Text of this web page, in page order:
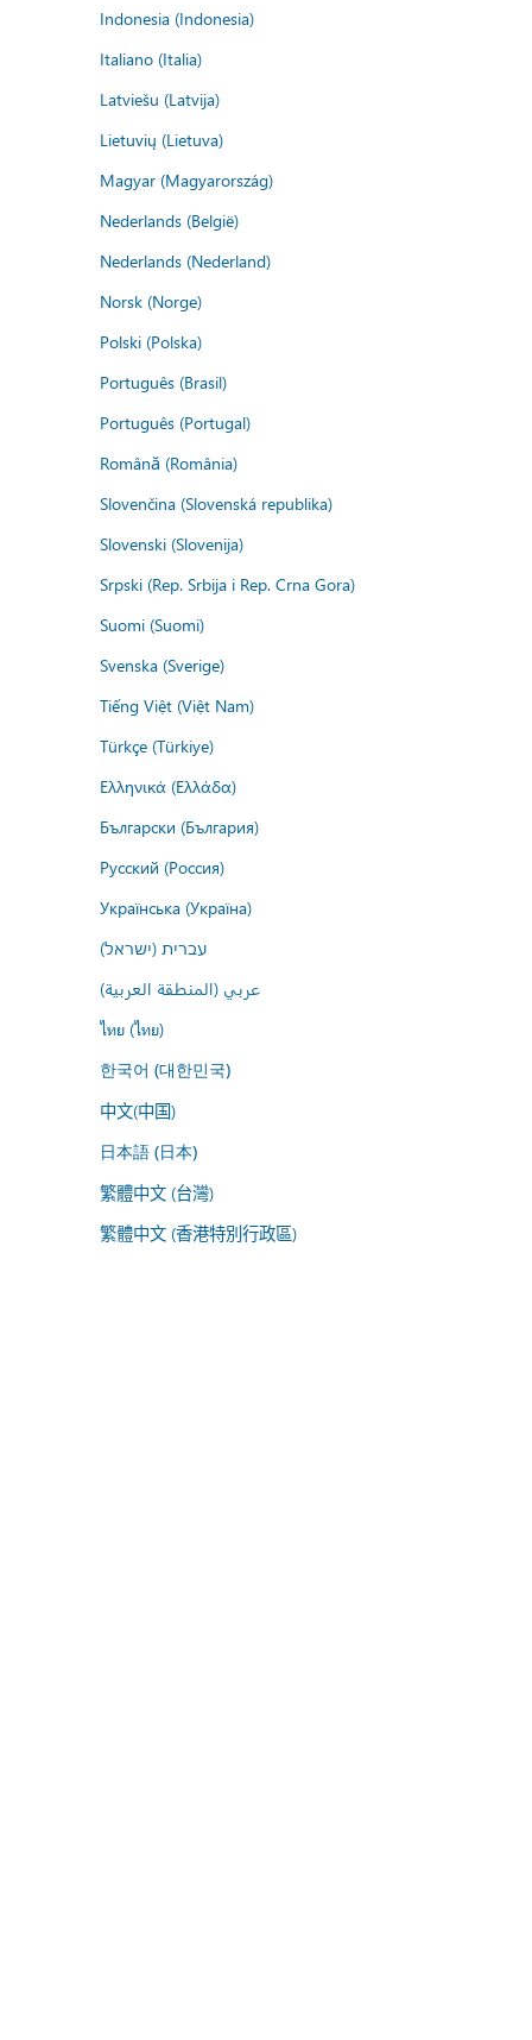
Indonesia (Indonesia)
Italiano (Italia)
Latviešu (Latvija)
Lietuvių (Lietuva)
Magyar (Magyarország)
Nederlands (België)
Nederlands (Nederland)
Norsk (Norge)
Polski (Polska)
Português (Brasil)
Português (Portugal)
Română (România)
Slovenčina (Slovenská republika)
Slovenski (Slovenija)
Srpski (Rep. Srbija i Rep. Crna Gora)
Suomi (Suomi)
Svenska (Sverige)
Tiếng Việt (Việt Nam)
Türkçe (Türkiye)
Ελληνικά (Ελλάδα)
Български (България)
Русский (Россия)
Українська (Україна)
עברית (ישראל)
عربي (المنطقة العربية)
ไทย (ไทย)
한국어 (대한민국)
中文(中国)
日本語 (日本)
繁體中文 (台灣)
繁體中文 (香港特別行政區)